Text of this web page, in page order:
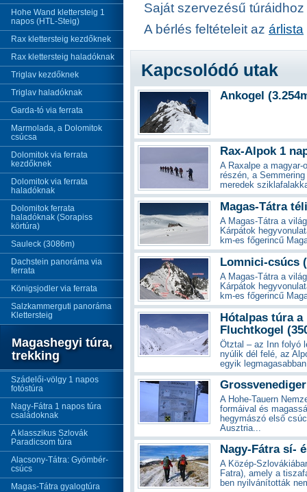
Hohe Wand klettersteig 1
napos (HTL-Steig)
Rax klettersteig kezdőknek
Rax klettersteig haladóknak
Triglav kezdőknek
Triglav haladóknak
Garda-tó via ferrata
Marmolada, a Dolomitok
csúcsa
Dolomitok via ferrata
kezdőknek
Dolomitok via ferrata
haladóknak
Dolomitok ferrata
haladóknak (Sorapiss
körtúra)
Sauleck (3086m)
Dachstein panoráma via
ferrata
Königsjodler via ferrata
Salzkammerguti panoráma
Klettersteig
Magashegyi túra,
trekking
Szádelői-völgy 1 napos
fotóstúra
Nagy-Fátra 1 napos túra
családoknak
A klasszikus Szlovák
Paradicsom túra
Alacsony-Tátra: Gyömbér-
csúcs
Magas-Tátra gyalogtúra
Saját szervezésű
A bérlés feltételeit az árlista
Kapcsolódó utak
Ankogel
Rax-Alpok 1
A Raxalpe a
részén, a
meredek
Magas-Tátra
A Magas-Tátra a
Kárpátok
km-es főgerincű
Lomnici-csúcs
A Magas-Tátra a
Kárpátok
km-es főgerincű
Hótalpas túra a
Fluchtkogel
Ötztal – az Inn folyó
nyúlik dél felé, az
egyik
A Hohe-Tauern
formáival és
hegymászó első
Ausztria...
Nagy-Fátra sí-
A Közép-
Fatra), amely a
ben nyilvánították